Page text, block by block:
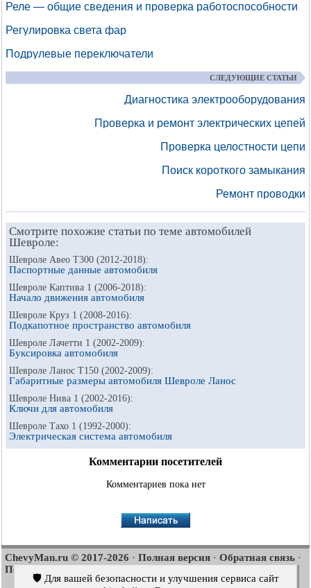
Реле — общие сведения и проверка работоспособности
Регулировка света фар
Подрулевые переключатели
СЛЕДУЮЩИЕ СТАТЬИ
Диагностика электрооборудования
Проверка и ремонт электрических цепей
Проверка целостности цепи
Поиск короткого замыкания
Ремонт проводки
Смотрите похожие статьи по теме автомобилей
Шевроле:
Шевроле Авео Т300 (2012-2018):
Паспортные данные автомобиля
Шевроле Каптива 1 (2006-2018):
Начало движения автомобиля
Шевроле Круз 1 (2008-2016):
Подкапотное пространство автомобиля
Шевроле Лачетти 1 (2002-2009):
Буксировка автомобиля
Шевроле Ланос Т150 (2002-2009):
Габаритные размеры автомобиля Шевроле Ланос
Шевроле Нива 1 (2002-2016):
Ключи для автомобиля
Шевроле Тахо 1 (1992-2000):
Электрическая система автомобиля
Комментарии посетителей
Комментариев пока нет
ChevyMan.ru © 2017-2026 · Полная версия · Обратная связь ·
Поиск по сайту
🛡️ Для вашей безопасности и улучшения сервиса сайт